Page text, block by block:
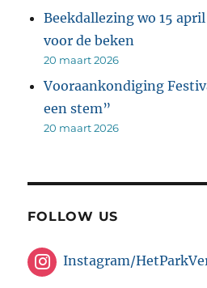
Beekdallezing wo 15
voor de beken
20 maart 2026
Vooraankondiging
een stem”
20 maart 2026
FOLLOW US
Instagram/